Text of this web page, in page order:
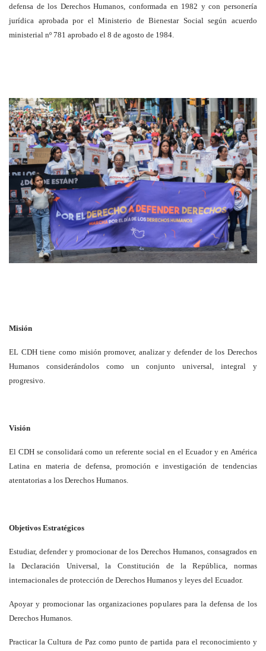
defensa de los Derechos Humanos, conformada en 1982 y con personería
jurídica aprobada por el Ministerio de Bienestar Social según acuerdo
ministerial nº 781 aprobado el 8 de agosto de 1984.
Misión
EL CDH tiene como misión promover, analizar y defender de los Derechos
Humanos considerándolos como un conjunto universal, integral y
progresivo.
Visión
El CDH se consolidará como un referente social en el Ecuador y en América
Latina en materia de defensa, promoción e investigación de tendencias
atentatorias a los Derechos Humanos.
Objetivos Estratégicos
Estudiar, defender y promocionar de los Derechos Humanos, consagrados en
la Declaración Universal, la Constitución de la República, normas
internacionales de protección de Derechos Humanos y leyes del Ecuador.
Apoyar y promocionar las organizaciones populares para la defensa de los
Derechos Humanos.
Practicar la Cultura de Paz como punto de partida para el reconocimiento y